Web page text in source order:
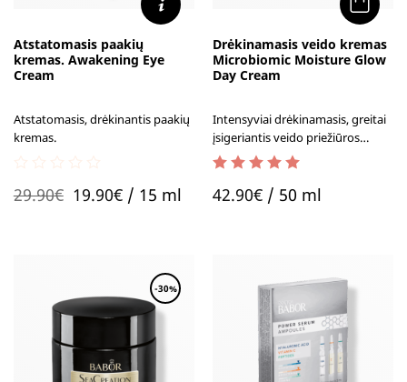
Atstatomasis paakių
kremas. Awakening Eye
Cream
Atstatomasis, drėkinantis paakių
kremas.
out
29.90€ Original
19.90€Current
19.90€.
/ 15 ml
Drėkinamasis veido kremas
Microbiomic Moisture Glow
Day Cream
Intensyviai drėkinamasis, greitai
įsigeriantis veido priežiūros
kremas su 98% natūralios kilmės
ingredientų.
out of 5
42.90€/ 50 ml
-30%